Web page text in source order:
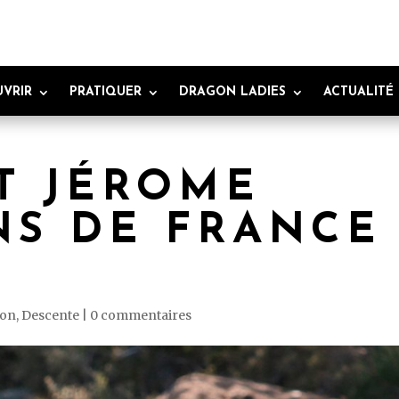
PRATIQUER DRAGON LADIES ACTUALITÉ
JÉROME
DE FRANCE
, Descente 0 commentaires